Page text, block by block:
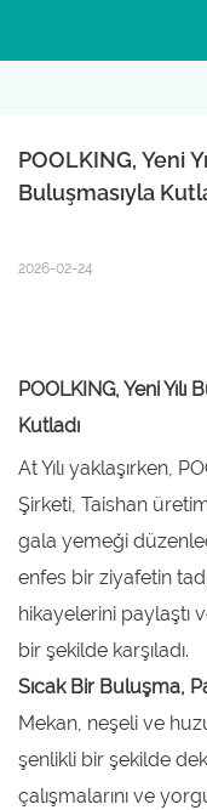
POOLKING, Yeni
Buluşmasıyla
2026-02-24
POOLKING, Yeni
Kutladı
At Yılı yaklaşırken,
Şirketi, Taishan
gala yemeği
enfes bir ziyafetin
hikayelerini paylaştı
bir şekilde karşıladı.
Sıcak Bir Buluşma,
Mekan, neşeli ve
şenlikli bir şekilde
çalışmalarını ve